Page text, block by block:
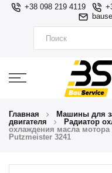
+38 098 219 4119
Главная Машины для
двигателя
Радиатор
охлаждения масла мотора
Putzmeister 3241